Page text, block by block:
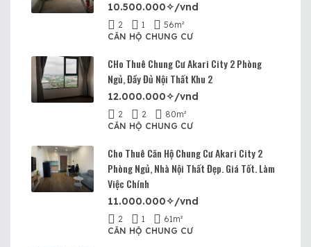
10.500.000✧/vnd
2 1 56m²
CĂN HỘ CHUNG CƯ
CHo Thuê Chung Cư Akari City 2 Phòng
Ngủ, Đầy Đủ Nội Thất Khu 2
12.000.000✧/vnd
2 2 80m²
CĂN HỘ CHUNG CƯ
Cho Thuê Căn Hộ Chung Cư Akari City 2
Phòng Ngủ, Nhà Nội Thất Đẹp. Giá Tốt. Làm
Việc Chính
11.000.000✧/vnd
2 1 61 m²
CĂN HỘ CHUNG CƯ